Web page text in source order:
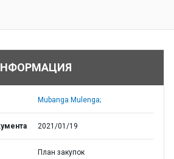
Mubanga Mulenga;
2021/01/19
План закупок